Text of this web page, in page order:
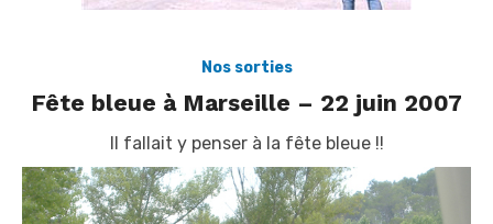
Nos sorties
Fête bleue à Marseille – 22 juin 2007
Il fallait y penser à la fête bleue !!